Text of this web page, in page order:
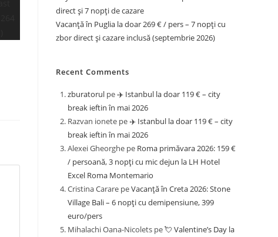
direct și 7 nopți de cazare
Vacanță în Puglia la doar 269 € / pers – 7 nopți cu
zbor direct și cazare inclusă (septembrie 2026)
Recent Comments
zburatorul pe ✈️ Istanbul la doar 119 € – city
break ieftin în mai 2026
Razvan ionete pe ✈️ Istanbul la doar 119 € – city
break ieftin în mai 2026
Alexei Gheorghe pe Roma primăvara 2026: 159 €
/ persoană, 3 nopți cu mic dejun la LH Hotel
Excel Roma Montemario
Cristina Carare peVacanță în Creta 2026: Stone
Village Bali – 6 nopți cu demipensiune, 399
euro/pers
Mihalachi Oana-Nicolets pe💘 Valentine’s Day la